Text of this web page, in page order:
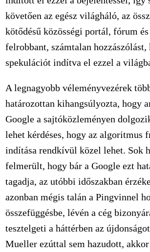
követően az egész világháló, az
kötődésű közösségi portál, fórum
felrobbant, számtalan hozzászólást,
spekulációt indítva el ezzel a
A legnagyobb véleményvezérek
határozottan kihangsúlyozta, hogy
Google a sajtóközleményen
lehet kérdéses, hogy az algoritmus
indítása rendkívül közel lehet. Sok
felmerült, hogy bár a Google ezt
tagadja, az utóbbi időszakban
azonban mégis talán a Pingvinnel
összefüggésbe, lévén a cég
tesztelgeti a háttérben az
Mueller ezúttal sem hazudott,